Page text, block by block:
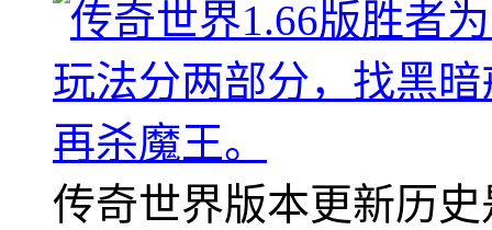
传奇世界版本更新历